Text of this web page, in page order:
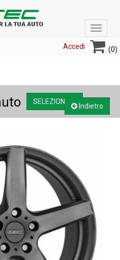
Toggle
Accedi
(0)
SELEZIONA....
Indietro